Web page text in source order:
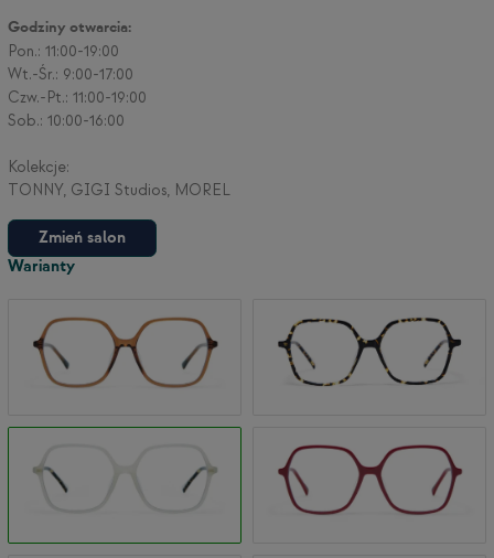
Godziny otwarcia:
Zmień salon
Pon.: 11:00-19:00
Wt.-Śr.: 9:00-17:00
Czw.-Pt.: 11:00-19:00
Sob.: 10:00-16:00
Kolekcje:
TONNY, GIGI Studios, MOREL
Warianty